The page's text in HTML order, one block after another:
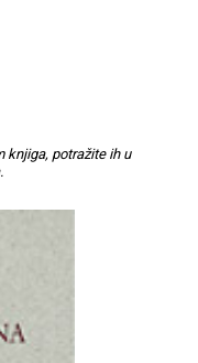
knjiga, potražite ih u